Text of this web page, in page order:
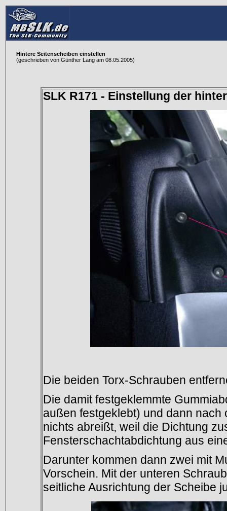
Hintere Seitenscheiben einstellen
(geschrieben von Günther Lang am 08.05.2005)
SLK R171 - Einstellung der
Die beiden Torx-Schrauben
Die damit festgeklemmte
außen festgeklebt) und dann
nichts abreißt, weil die Dichtung
Fensterschachtabdichtung aus
Darunter kommen dann zwei mit
Vorschein. Mit der unteren
seitliche Ausrichtung der Scheibe